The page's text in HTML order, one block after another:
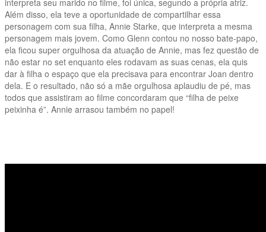
Além disso, ela teve a oportunidade de compartilhar essa
personagem com sua filha, Annie Starke, que interpreta a mesma
personagem mais jovem. Como Glenn contou no nosso bate-papo,
ela ficou super orgulhosa da atuação de Annie, mas fez questão de
não estar no set enquanto eles rodavam as suas cenas, ela quis
dar à filha o espaço que ela precisava para encontrar Joan dentro
dela. E o resultado, não só a mãe orgulhosa aplaudiu de pé, mas
todos que assistiram ao filme concordaram que “filha de peixe
peixinha é”. Annie arrasou também no papel!